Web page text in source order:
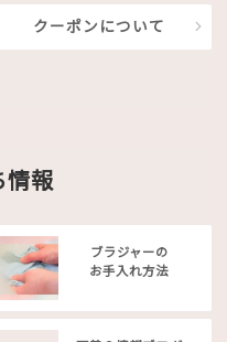
クーポンについて
情報
ブラジャーの
お手入れ方法